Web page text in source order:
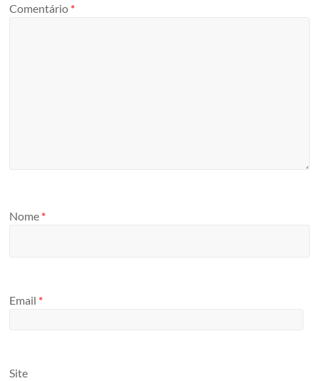
Comentário *
Nome *
Email *
Site